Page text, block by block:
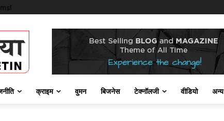
क्राइम वुमन बिजनेस टेक्नॉलजी वीडियो अन्य